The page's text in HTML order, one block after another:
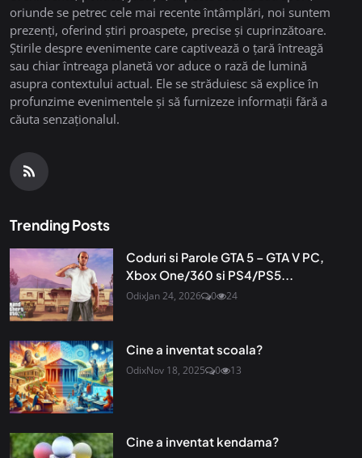
oriunde se petrec cele mai recente întâmplări, noi suntem
prezenți, oferind știri proaspete, precise și cuprinzătoare.
Știrile despre evenimente care captivează o țară întreagă
sau chiar întreaga planetă vor aduce o rază de lumină
asupra contextului actual. Ele se străduiesc să explice în
profunzime evenimentele și să furnizeze informații fără a
căuta senzaționalul.
Trending Posts
Coduri si Parole GTA 5 – GTA V PC,
Xbox One/360 si PS4/PS5...
OdixJan 24, 2026 0 24
Cine a inventat scoala?
OdixNov 18, 2025 0 13
Cine a inventat kendama?